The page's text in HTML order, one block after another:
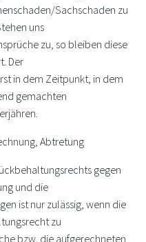
Sachschaden zu
uns
zu, so bleiben diese
Der
in dem Zeitpunkt, in dem
gemachten
Abtretung
gegen
und die
ist nur zulässig, wenn die
zu
bzw. die aufgerechneten